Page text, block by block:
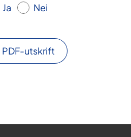
Ja Nei
PDF-utskrift